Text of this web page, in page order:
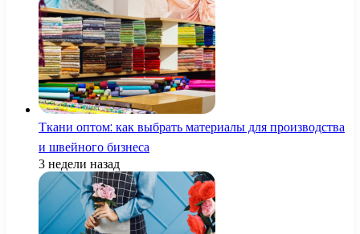
Ткани оптом: как выбрать материалы для производства
и швейного бизнеса
3 недели назад